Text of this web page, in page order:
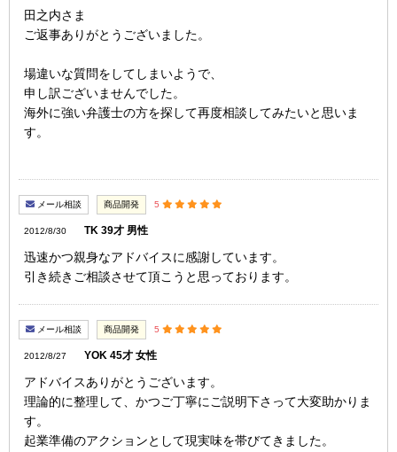
田之内さま
ご返事ありがとうございました。
場違いな質問をしてしまいようで、
申し訳ございませんでした。
海外に強い弁護士の方を探して再度相談してみたいと思いま
す。
メール相談 商品開発 5
2012/8/30 TK 39才 男性
迅速かつ親身なアドバイスに感謝しています。
引き続きご相談させて頂こうと思っております。
メール相談 商品開発 5
2012/8/27 YOK 45才 女性
アドバイスありがとうございます。
理論的に整理して、かつご丁寧にご説明下さって大変助かりま
す。
起業準備のアクションとして現実味を帯びてきました。